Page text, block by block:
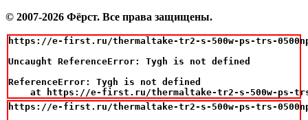
© 2007-2026 Фёрст. Все права защищены.
https://e-first.ru/thermaltake-tr2-s-500w-ps-trs-
Uncaught ReferenceError: Tygh is not defined
ReferenceError: Tygh is not defined
at https://e-first.ru/thermaltake-tr2-s-500w-ps-
https://e-first.ru/thermaltake-tr2-s-500w-ps-trs-